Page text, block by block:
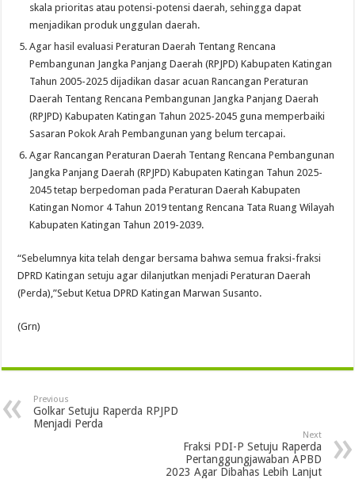
skala prioritas atau potensi-potensi daerah, sehingga dapat
menjadikan produk unggulan daerah.
Agar hasil evaluasi Peraturan Daerah Tentang Rencana
Pembangunan Jangka Panjang Daerah (RPJPD) Kabupaten Katingan
Tahun 2005-2025 dijadikan dasar acuan Rancangan Peraturan
Daerah Tentang Rencana Pembangunan Jangka Panjang Daerah
(RPJPD) Kabupaten Katingan Tahun 2025-2045 guna memperbaiki
Sasaran Pokok Arah Pembangunan yang belum tercapai.
Agar Rancangan Peraturan Daerah Tentang Rencana Pembangunan
Jangka Panjang Daerah (RPJPD) Kabupaten Katingan Tahun 2025-
2045 tetap berpedoman pada Peraturan Daerah Kabupaten
Katingan Nomor 4 Tahun 2019 tentang Rencana Tata Ruang Wilayah
Kabupaten Katingan Tahun 2019-2039.
“Sebelumnya kita telah dengar bersama bahwa semua fraksi-fraksi
DPRD Katingan setuju agar dilanjutkan menjadi Peraturan Daerah
(Perda),”Sebut Ketua DPRD Katingan Marwan Susanto.
(Grn)
Previous
Golkar Setuju Raperda RPJPD
Menjadi Perda
Next
Fraksi PDI-P Setuju Raperda
Pertanggungjawaban APBD
2023 Agar Dibahas Lebih Lanjut